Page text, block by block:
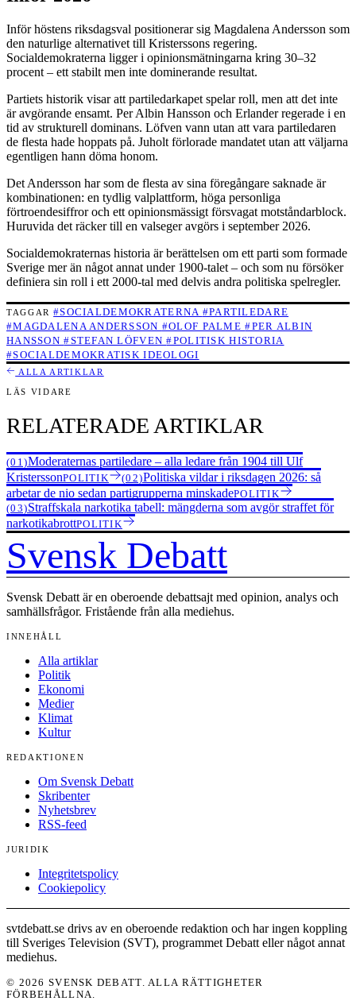
Inför höstens riksdagsval positionerar sig Magdalena Andersson som
den naturlige alternativet till Kristerssons regering.
Socialdemokraterna ligger i opinionsmätningarna kring 30–32
procent – ett stabilt men inte dominerande resultat.
Partiets historik visar att partiledarkapet spelar roll, men att det inte
är avgörande ensamt. Per Albin Hansson och Erlander regerade i en
tid av strukturell dominans. Löfven vann utan att vara partiledaren
de flesta hade hoppats på. Juholt förlorade mandatet utan att väljarna
egentligen hann döma honom.
Det Andersson har som de flesta av sina föregångare saknade är
kombinationen: en tydlig valplattform, höga personliga
förtroendesiffror och ett opinionsmässigt försvagat motståndarblock.
Huruvida det räcker till en valseger avgörs i september 2026.
Socialdemokraternas historia är berättelsen om ett parti som formade
Sverige mer än något annat under 1900-talet – och som nu försöker
definiera sin roll i ett 2000-tal med delvis andra politiska spelregler.
TAGGAR #SOCIALDEMOKRATERNA #PARTILEDARE
#MAGDALENA ANDERSSON #OLOF PALME#PER ALBIN
HANSSON#STEFAN LÖFVEN#POLITISK HISTORIA
#SOCIALDEMOKRATISK IDEOLOGI
ALLA ARTIKLAR
LÄS VIDARE
RELATERADE ARTIKLAR
(01)Moderaternas partiledare – alla ledare från 1904 till Ulf
KristerssonPOLITIK (02)Politiska vildar i riksdagen 2026: så
arbetar de nio sedan partigrupperna minskadePOLITIK
(03)Straffskala narkotika tabell: mängderna som avgör straffet för
narkotikabrottPOLITIK
Svensk Debatt
Svensk Debatt är en oberoende debattsajt med opinion, analys och
samhällsfrågor. Fristående från alla mediehus.
INNEHÅLL
Alla artiklar
Politik
Ekonomi
Medier
Klimat
Kultur
REDAKTIONEN
Om Svensk Debatt
Skribenter
Nyhetsbrev
RSS-feed
JURIDIK
Integritetspolicy
Cookiepolicy
svtdebatt.se drivs av en oberoende redaktion och har ingen koppling
till Sveriges Television (SVT), programmet Debatt eller något annat
mediehus.
© 2026 SVENSK DEBATT. ALLA RÄTTIGHETER
FÖRBEHÅLLNA.